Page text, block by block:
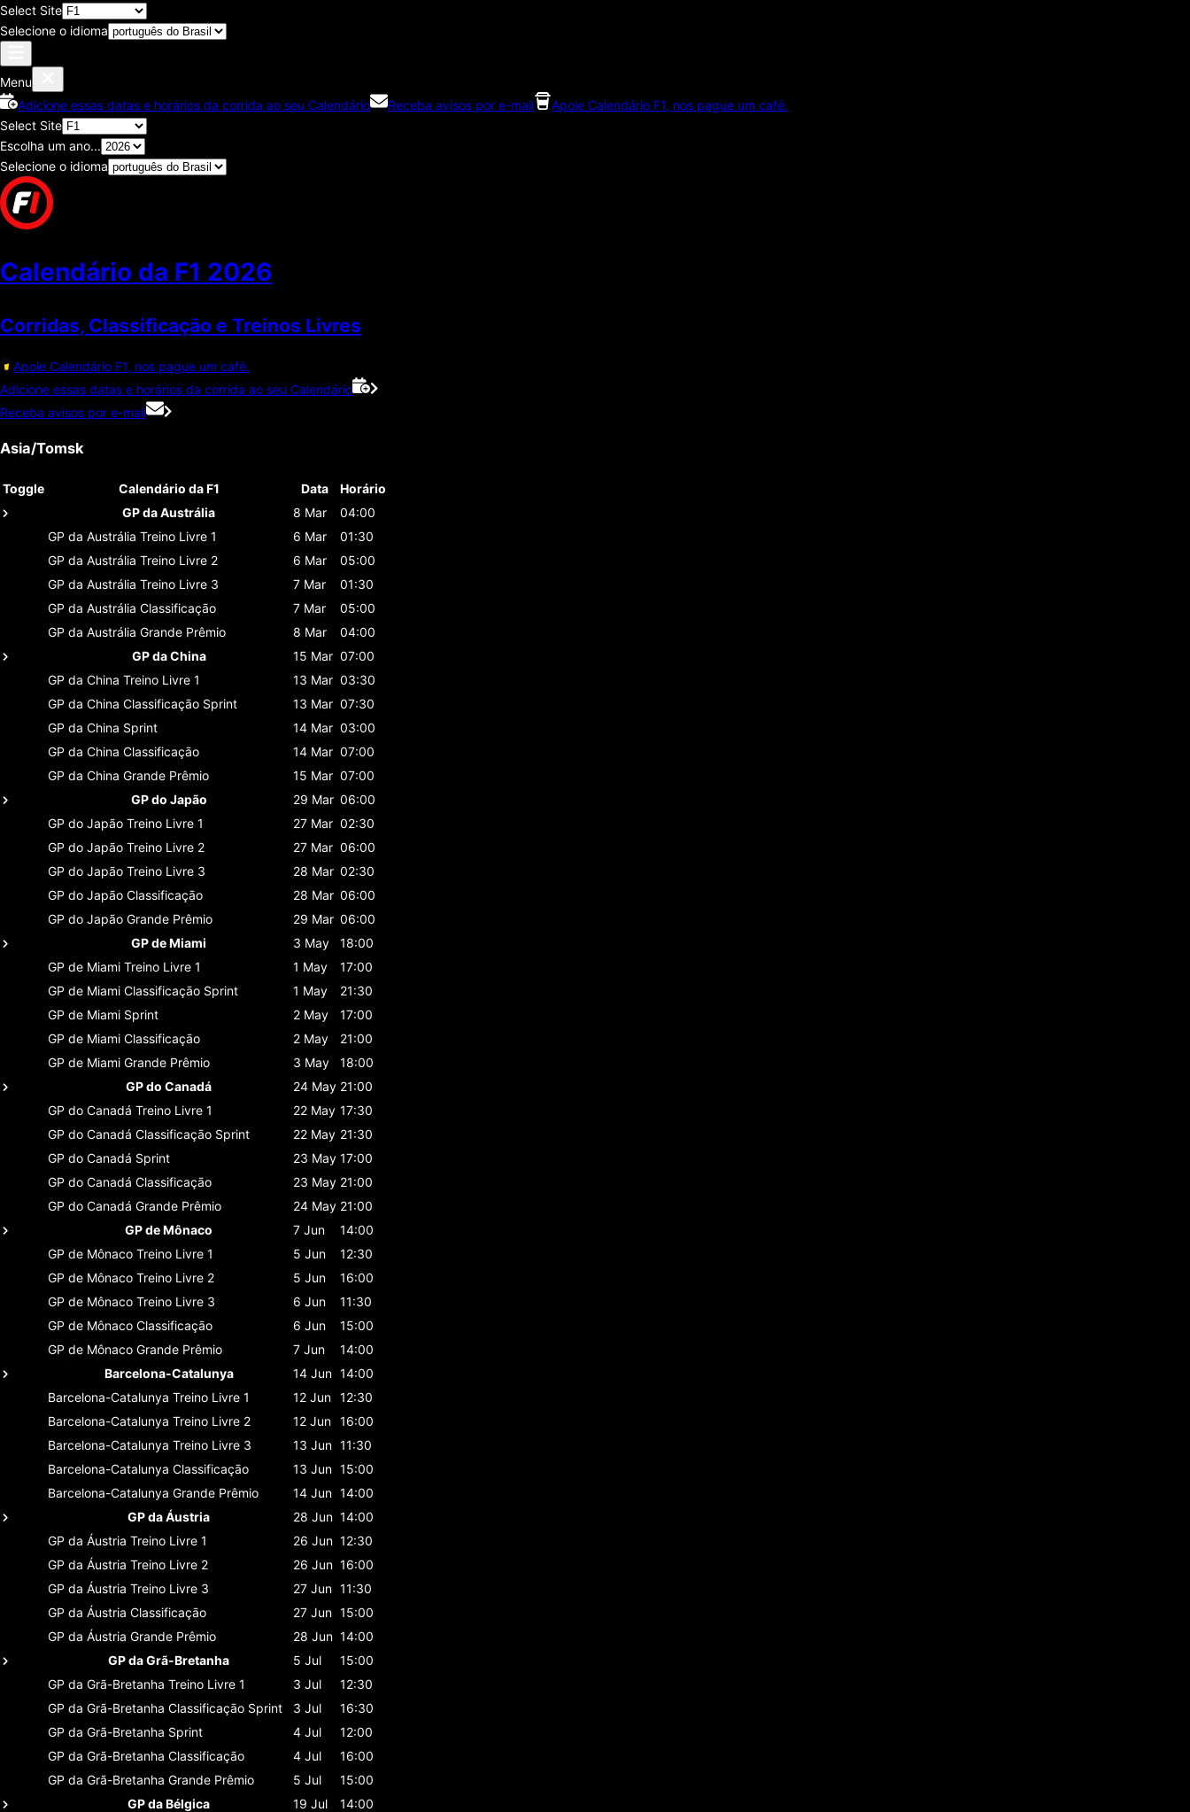
Select Site
Selecione o idioma
Menu
Adicione essas datas e horários da corrida ao seu Calendário
Receba avisos por e-mail
Apoie Calendário F1, nos pague um café.
Select Site
Escolha um ano...
Selecione o idioma
Calendário da F1 2026
Corridas, Classificaçāo e Treinos Livres
Apoie Calendário F1, nos pague um café.
Adicione essas datas e horários da corrida ao seu Calendário
Receba avisos por e-mail
Asia/Tomsk
Toggle Calendário da F1 Data
Horário
GP da Austrália
8 Mar
04:00
GP da Austrália Treino Livre 1 6 Mar
01:30
GP da Austrália Treino Livre 2 6 Mar
05:00
GP da Austrália Treino Livre 3 7 Mar
01:30
GP da Austrália Classificaçāo 7 Mar
05:00
GP da Austrália Grande Prêmio 8 Mar
04:00
GP da China
15 Mar 07:00
GP da China Treino Livre 1 13 Mar 03:30
GP da China Classificaçāo Sprint 13 Mar 07:30
GP da China Sprint 14 Mar 03:00
GP da China Classificaçāo 14 Mar 07:00
GP da China Grande Prêmio 15 Mar 07:00
GP do Japão
29 Mar 06:00
GP do Japão Treino Livre 1 27 Mar 02:30
GP do Japão Treino Livre 2 27 Mar 06:00
GP do Japão Treino Livre 3 28 Mar 02:30
GP do Japão Classificaçāo 28 Mar 06:00
GP do Japão Grande Prêmio 29 Mar 06:00
GP de Miami
3 May
18:00
GP de Miami Treino Livre 1 1 May
17:00
GP de Miami Classificaçāo Sprint 1 May
21:30
GP de Miami Sprint 2 May
17:00
GP de Miami Classificaçāo 2 May
21:00
GP de Miami Grande Prêmio 3 May
18:00
GP do Canadá
24 May 21:00
GP do Canadá Treino Livre 1 22 May 17:30
GP do Canadá Classificaçāo Sprint 22 May 21:30
GP do Canadá Sprint 23 May 17:00
GP do Canadá Classificaçāo 23 May 21:00
GP do Canadá Grande Prêmio 24 May 21:00
GP de Mônaco
7 Jun
14:00
GP de Mônaco Treino Livre 1 5 Jun
12:30
GP de Mônaco Treino Livre 2 5 Jun
16:00
GP de Mônaco Treino Livre 3 6 Jun
11:30
GP de Mônaco Classificaçāo 6 Jun
15:00
GP de Mônaco Grande Prêmio 7 Jun
14:00
Barcelona-Catalunya
14 Jun 14:00
Barcelona-Catalunya Treino Livre 1 12 Jun 12:30
Barcelona-Catalunya Treino Livre 2 12 Jun 16:00
Barcelona-Catalunya Treino Livre 3 13 Jun 11:30
Barcelona-Catalunya Classificaçāo 13 Jun 15:00
Barcelona-Catalunya Grande Prêmio 14 Jun 14:00
GP da Áustria
28 Jun 14:00
GP da Áustria Treino Livre 1 26 Jun 12:30
GP da Áustria Treino Livre 2 26 Jun 16:00
GP da Áustria Treino Livre 3 27 Jun 11:30
GP da Áustria Classificaçāo 27 Jun 15:00
GP da Áustria Grande Prêmio 28 Jun 14:00
GP da Grã-Bretanha
5 Jul
15:00
GP da Grã-Bretanha Treino Livre 1 3 Jul
12:30
GP da Grã-Bretanha Classificaçāo Sprint 3 Jul
16:30
GP da Grã-Bretanha Sprint 4 Jul
12:00
GP da Grã-Bretanha Classificaçāo 4 Jul
16:00
GP da Grã-Bretanha Grande Prêmio 5 Jul
15:00
GP da Bélgica
19 Jul
14:00